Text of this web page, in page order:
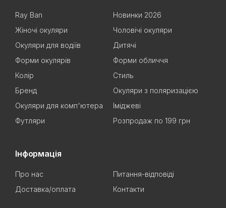
Ray Ban
Новинки 2026
Жіночі окуляри
Чоловічі окуляри
Окуляри для водіїв
Дитячі
Форми окулярів
Форми обличчя
Колір
Стиль
Бренд
Окуляри з поляризацією
Окуляри для комп'ютера
Іміджеві
Футляри
Розпродаж по 199 грн
Інформація
Про нас
Питання-відповіді
Доставка/оплата
Контакти